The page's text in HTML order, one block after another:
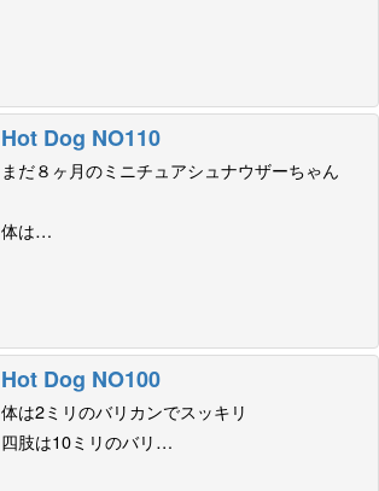
Hot Dog NO110
まだ８ヶ月のミニチュアシュナウザーちゃん
体は…
Hot Dog NO100
体は2ミリのバリカンでスッキリ
四肢は10ミリのバリ…